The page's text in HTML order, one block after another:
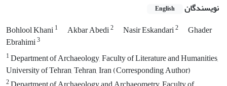
نویسندگان English
Bohlool Khani1 Akbar Abedi2 Nasir Eskandari2
Ghader
Ebrahimi3
1Department of Archaeology, Faculty of Literature and Humanities,
University of Tehran, Tehran, Iran (Corresponding Author)
2